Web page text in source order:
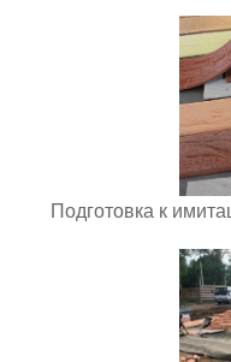
Подготовка к